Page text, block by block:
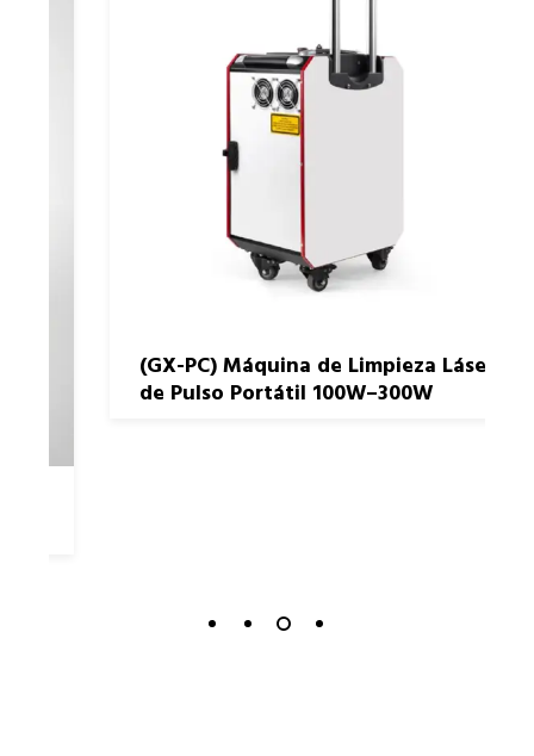
READ MORE
(GX-PC) Máquina de Limpieza Láser
de Pulso Portátil 100W–300W